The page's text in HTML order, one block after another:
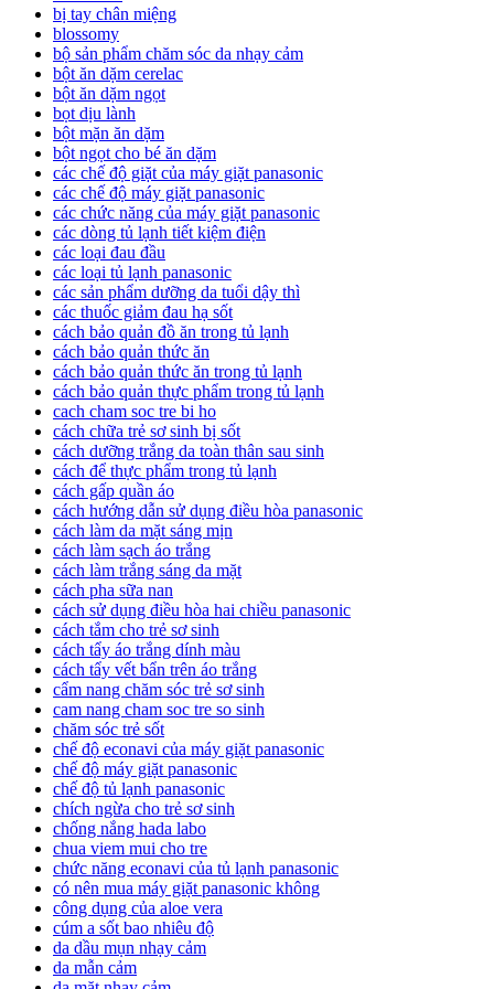
bị tay chân miệng
blossomy
bộ sản phẩm chăm sóc da nhạy cảm
bột ăn dặm cerelac
bột ăn dặm ngọt
bọt dịu lành
bột mặn ăn dặm
bột ngọt cho bé ăn dặm
các chế độ giặt của máy giặt panasonic
các chế độ máy giặt panasonic
các chức năng của máy giặt panasonic
các dòng tủ lạnh tiết kiệm điện
các loại đau đầu
các loại tủ lạnh panasonic
các sản phẩm dưỡng da tuổi dậy thì
các thuốc giảm đau hạ sốt
cách bảo quản đồ ăn trong tủ lạnh
cách bảo quản thức ăn
cách bảo quản thức ăn trong tủ lạnh
cách bảo quản thực phẩm trong tủ lạnh
cach cham soc tre bi ho
cách chữa trẻ sơ sinh bị sốt
cách dưỡng trắng da toàn thân sau sinh
cách để thực phẩm trong tủ lạnh
cách gấp quần áo
cách hướng dẫn sử dụng điều hòa panasonic
cách làm da mặt sáng mịn
cách làm sạch áo trắng
cách làm trắng sáng da mặt
cách pha sữa nan
cách sử dụng điều hòa hai chiều panasonic
cách tắm cho trẻ sơ sinh
cách tẩy áo trắng dính màu
cách tẩy vết bẩn trên áo trắng
cẩm nang chăm sóc trẻ sơ sinh
cam nang cham soc tre so sinh
chăm sóc trẻ sốt
chế độ econavi của máy giặt panasonic
chế độ máy giặt panasonic
chế độ tủ lạnh panasonic
chích ngừa cho trẻ sơ sinh
chống nắng hada labo
chua viem mui cho tre
chức năng econavi của tủ lạnh panasonic
có nên mua máy giặt panasonic không
công dụng của aloe vera
cúm a sốt bao nhiêu độ
da dầu mụn nhạy cảm
da mẫn cảm